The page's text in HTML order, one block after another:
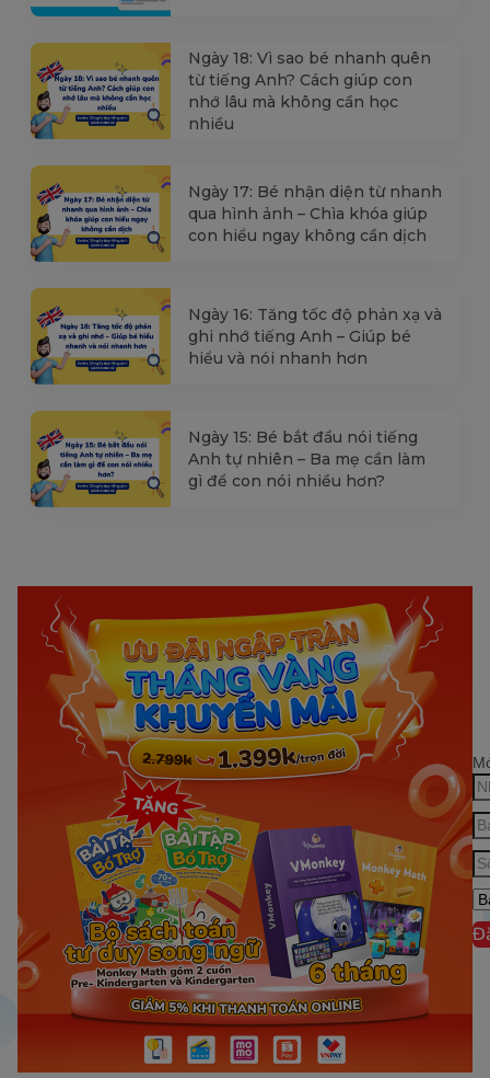
Ngày 18: Vì sao bé nhanh quên
từ tiếng Anh? Cách giúp con
nhớ lâu mà không cần học
nhiều
Ngày 17: Bé nhận diện từ nhanh
qua hình ảnh – Chìa khóa giúp
con hiểu ngay không cần dịch
Ngày 16: Tăng tốc độ phản xạ và
ghi nhớ tiếng Anh – Giúp bé
hiểu và nói nhanh hơn
Ngày 15: Bé bắt đầu nói tiếng
Anh tự nhiên – Ba mẹ cần làm
gì để con nói nhiều hơn?